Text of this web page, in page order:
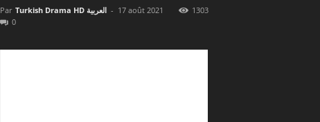
Par Turkish Drama HD العربية - 17 août 2021
1303
0